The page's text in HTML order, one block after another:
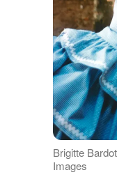
Brigitte
Images